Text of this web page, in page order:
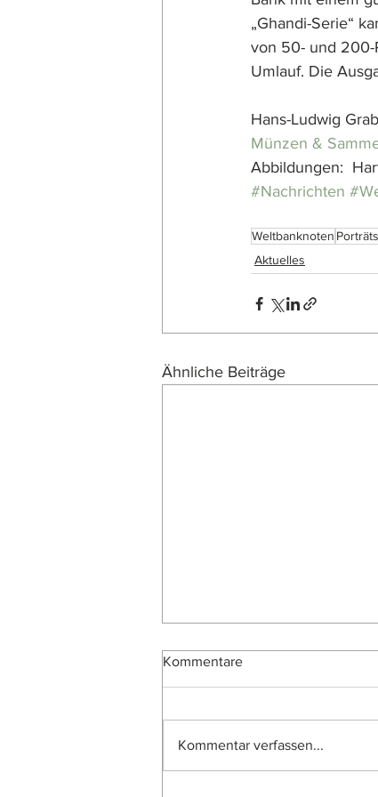
„Ghandi-Serie“
von 50- und 200-
Umlauf. Die
Hans-Ludwig
Münzen &
Abbildungen:
#Nachrichten
Weltbanknoten Porträts
Aktuelles
Ähnliche Beiträge
Kommentare
Kommentar verfassen...